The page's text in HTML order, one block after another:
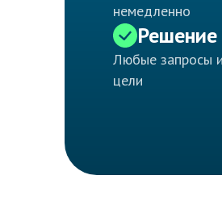
немедленно
Решение
Любые запросы
цели